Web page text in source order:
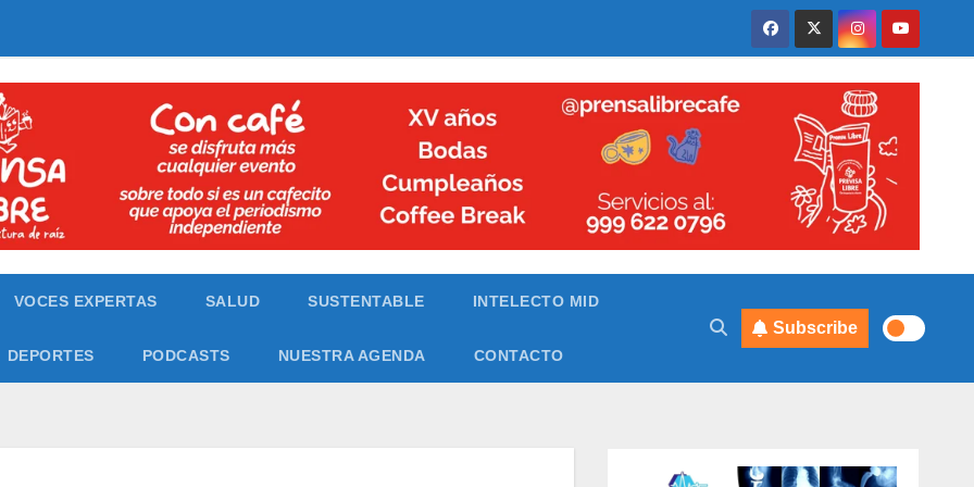
VOCES EXPERTAS SALUD SUSTENTABLE INTELECTO MID
DEPORTES PODCASTS NUESTRA AGENDA CONTACTO
Subscribe